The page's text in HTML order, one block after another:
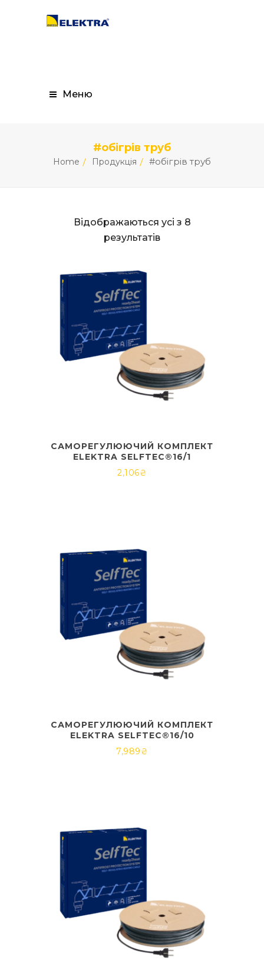
Меню
#обігрів труб
Home Продукція #обігрів труб
Відображаються усі з 8
результатів
САМОРЕГУЛЮЮЧИЙ КОМПЛЕКТ
ELEKTRA SELFTEC®16/1
2,106₴
САМОРЕГУЛЮЮЧИЙ КОМПЛЕКТ
ELEKTRA SELFTEC®16/10
7,989₴